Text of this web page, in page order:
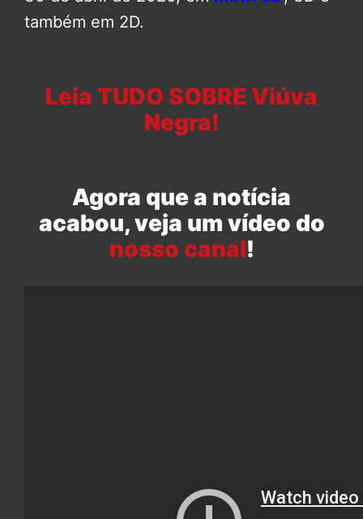
também em 2D.
Leia TUDO SOBRE Viúva
Negra!
Agora que a notícia
acabou, veja um vídeo do
nosso canal!